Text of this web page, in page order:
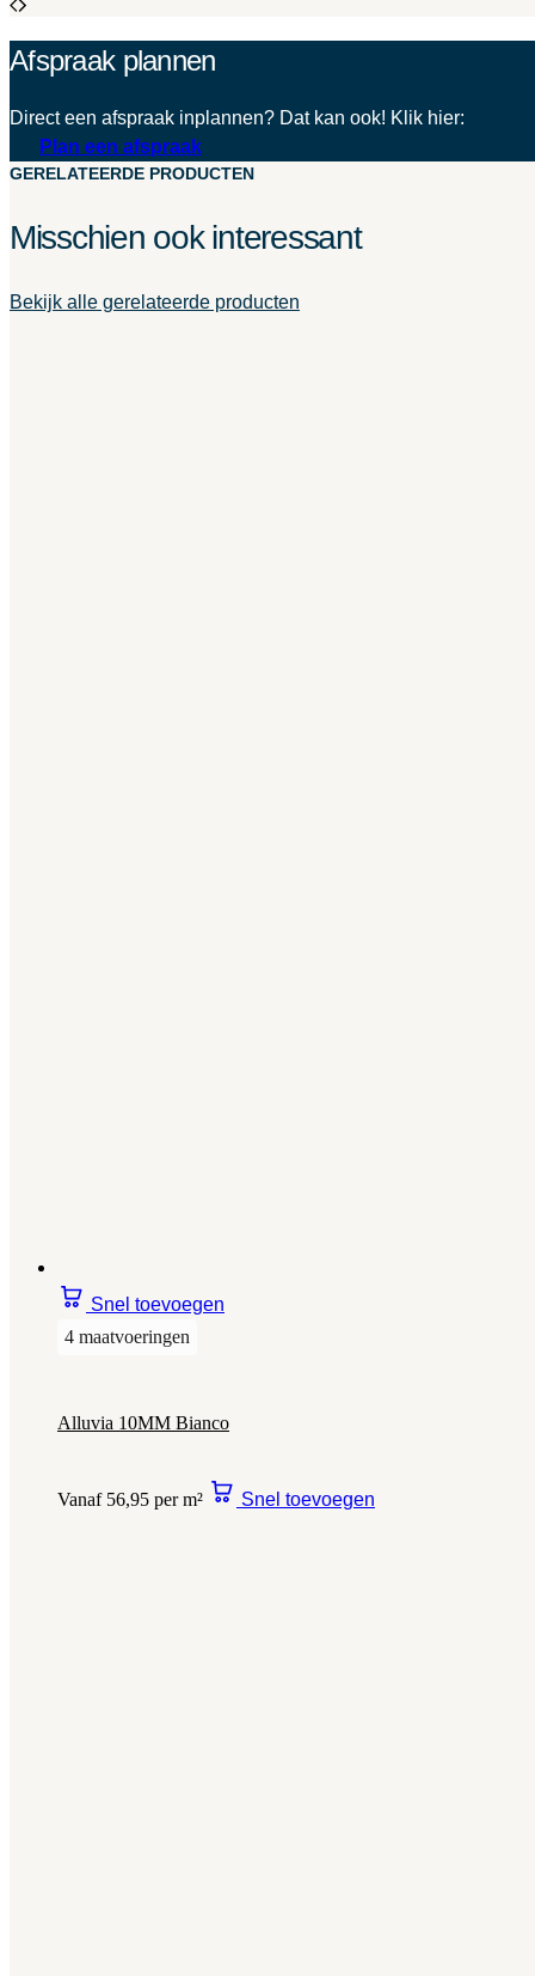
Afspraak plannen
Direct een afspraak inplannen? Dat kan ook! Klik hier:
Plan een afspraak
GERELATEERDE PRODUCTEN
Misschien ook interessant
Bekijk alle gerelateerde producten
Snel toevoegen
4 maatvoeringen
Alluvia 10MM Bianco
Vanaf 56,95 per m² Snel toevoegen